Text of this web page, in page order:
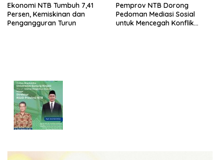
Ekonomi NTB Tumbuh 7,41
Persen, Kemiskinan dan
Pengangguran Turun
Pemprov NTB Dorong
Pedoman Mediasi Sosial
untuk Mencegah Konflik